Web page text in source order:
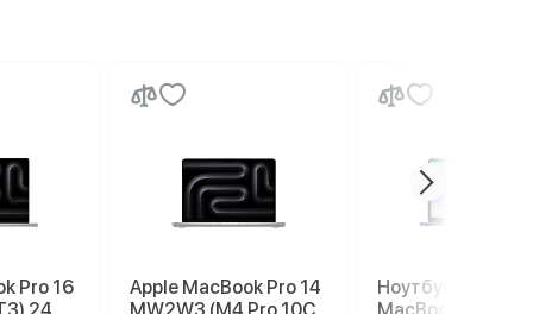
Pro 16
Apple MacBook Pro 14
Ноутбук Apple